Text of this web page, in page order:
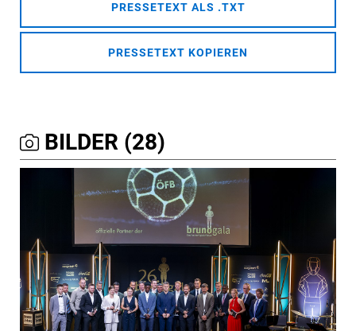
PRESSETEXT ALS .TXT
PRESSETEXT KOPIEREN
BILDER (28)